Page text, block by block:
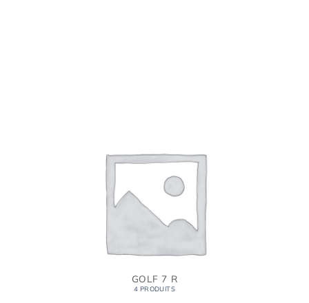
GOLF 7 R
4 PRODUITS